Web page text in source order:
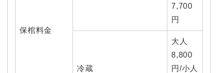
保棺料金
7,700
円
冷蔵
大人
8,800
円/小人